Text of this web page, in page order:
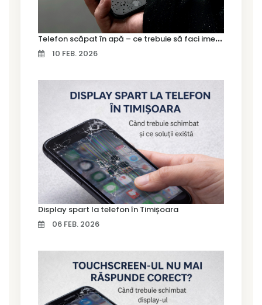
T
elefon scăpat în apă – ce trebuie să faci imediat și ce greșeli să eviți
10 FEB. 2026
Display spart la telefon în Timișoara
06 FEB. 2026